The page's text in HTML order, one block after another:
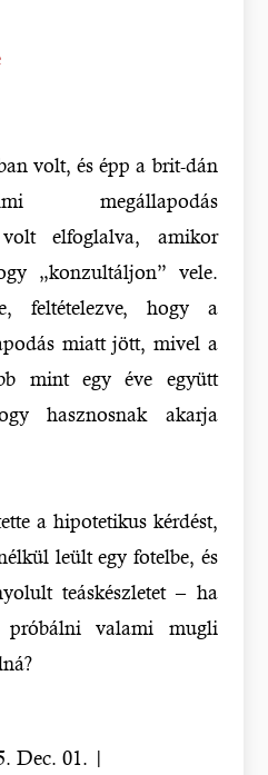
volt, és épp a brit-dán
megállapodás
volt elfoglalva, amikor
„konzultáljon” vele.
feltételezve, hogy a
miatt jött, mivel a
mint egy éve együtt
hasznosnak akarja
a hipotetikus kérdést,
leült egy fotelbe, és
teáskészletet – ha
valami mugli
Dec. 01. |